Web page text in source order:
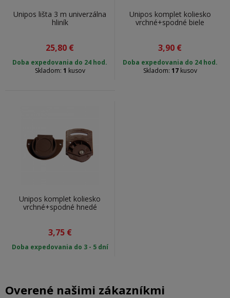
Unipos lišta 3 m univerzálna
hliník
25,80 €
Doba expedovania do 24 hod.
Skladom: 1 kusov
Unipos komplet koliesko
vrchné+spodné biele
3,90 €
Doba expedovania do 24 hod.
Skladom: 17kusov
Unipos komplet koliesko
vrchné+spodné hnedé
3,75 €
Doba expedovania do 3 - 5 dní
Overené našimi zákazníkmi